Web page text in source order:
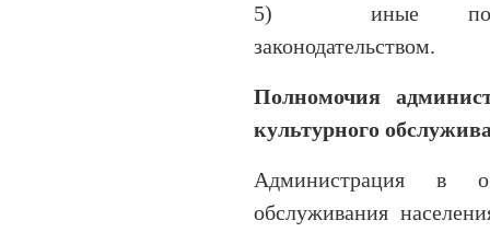
5) иные
законодательством.
Полномочия
культурного
Администрация в
обслуживания